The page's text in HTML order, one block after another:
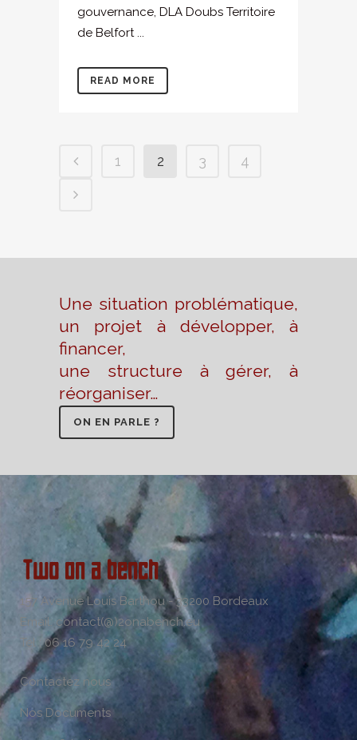
gouvernance, DLA Doubs Territoire
de Belfort ...
READ MORE
1 2 3 4
Une situation problématique,
un projet à développer, à
financer,
une structure à gérer, à
réorganiser…
ON EN PARLE ?
157 Avenue Louis Barthou - 33200 Bordeaux
Email: contact(@)2onabench.eu
Tel : 06 16 79 42 24
Contactez nous
Nos Documents